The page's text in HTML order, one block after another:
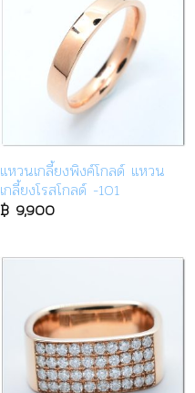
แหวนเกลี้ยงพิงค์โกลด์ แหวน
เกลี้ยงโรสโกลด์ -101
฿9,900